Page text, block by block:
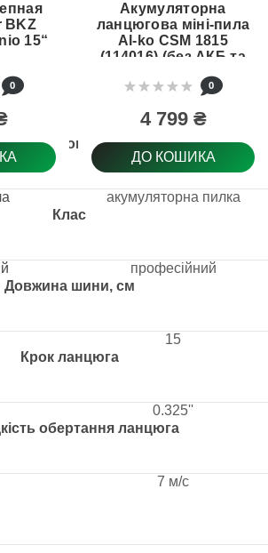
Тип товару
Клас
Довжина шини, см
Крок ланцюга
обертання ланцюга
BKZ
15“
0
Акумуляторна
ланцюгова міні-пила
Al-ko CSM 1815
(114016) (без АКБ та
0
4 799 ₴
ДО КОШИКА
акумуляторна пилка
професійний
15
0.325''
7 м/с